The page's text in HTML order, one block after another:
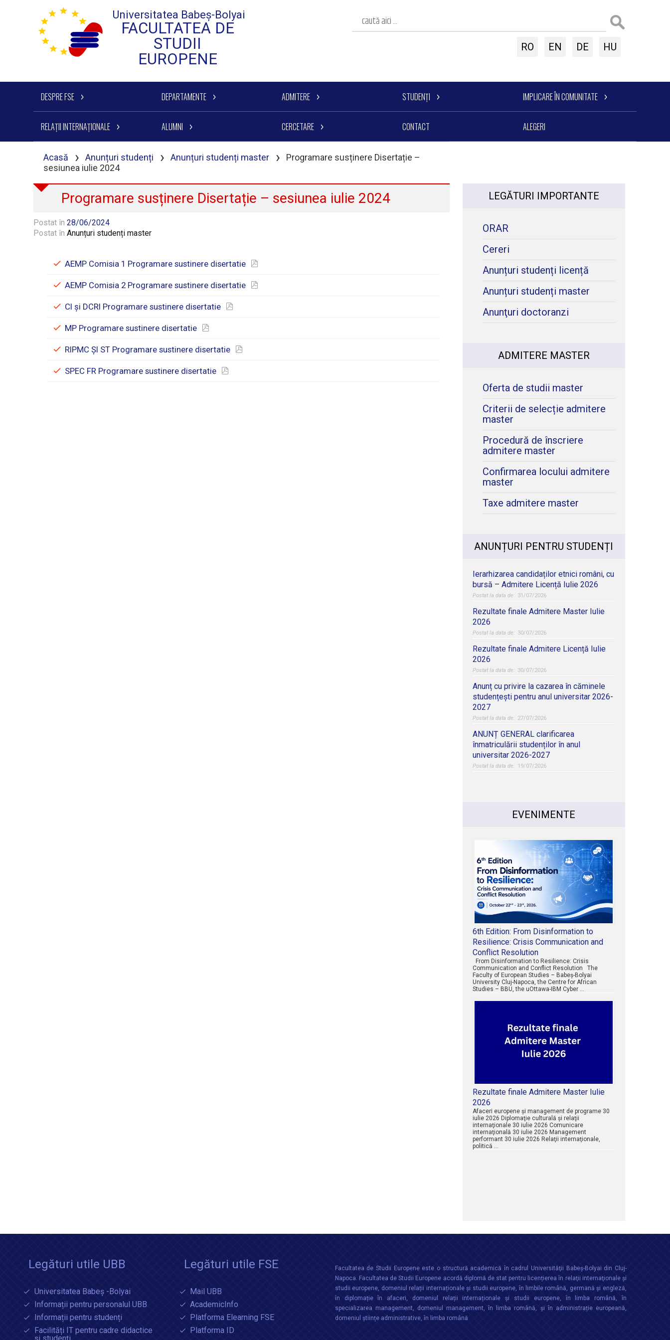
Universitatea Babeș-Bolyai
FACULTATEA DE
STUDII
EUROPENE
RO EN DE HU
DESPRE FSE DEPARTAMENTE ADMITERE STUDENȚI IMPLICARE ÎN COMUNITATE
RELAȚII INTERNAȚIONALE ALUMNI CERCETARE CONTACT ALEGERI
Acasă › Anunțuri studenți › Anunțuri studenți master ›
Programare susținere Disertație –
sesiunea iulie 2024
Programare susținere Disertație – sesiunea iulie 2024
Postat în28/06/2024
Postat înAnunțuri studenți master
AEMP Comisia 1 Programare sustinere disertatie
AEMP Comisia 2 Programare sustinere disertatie
CI și DCRI Programare sustinere disertatie
MP Programare sustinere disertatie
RIPMC ȘI ST Programare sustinere disertatie
SPEC FR Programare sustinere disertatie
LEGĂTURI IMPORTANTE
ORAR
Cereri
Anunțuri studenți licență
Anunțuri studenți master
Anunţuri doctoranzi
ADMITERE MASTER
Oferta de studii master
Criterii de selecție admitere
master
Procedură de înscriere
admitere master
Confirmarea locului admitere
master
Taxe admitere master
ANUNȚURI PENTRU STUDENȚI
Ierarhizarea candidaților etnici români, cu
bursă – Admitere Licență Iulie 2026
31/07/2026
Rezultate finale Admitere Master Iulie
2026
30/07/2026
Rezultate finale Admitere Licență Iulie
2026
30/07/2026
Anunț cu privire la cazarea în căminele
studențești pentru anul universitar 2026-
2027
27/07/2026
ANUNȚ GENERAL clarificarea
înmatriculării studenților în anul
universitar 2026-2027
19/07/2026
EVENIMENTE
6th Edition: From Disinformation to
Resilience: Crisis Communication and
Conflict Resolution
From Disinformation to Resilience: Crisis
Communication and Conflict Resolution The
Faculty of European Studies – Babeș-Bolyai
University Cluj-Napoca, the Centre for African
Studies – BBU, the uOttawa-IBM Cyber …
Rezultate finale Admitere Master Iulie
2026
Afaceri europene şi management de programe 30
iulie 2026 Diplomaţie culturală şi relaţii
internaţionale 30 iulie 2026 Comunicare
internaţională 30 iulie 2026 Management
performant 30 iulie 2026 Relaţii internaţionale,
politică …
Legături utile UBB
Universitatea Babeș -Bolyai
Informații pentru personalul UBB
Informații pentru studenți
Facilități IT pentru cadre didactice
Legături utile FSE
Mail UBB
AcademicInfo
Platforma Elearning FSE
Platforma ID
Facultatea de Studii Europene este o structură academică în cadrul Universităţii Babeș-Bolyai din Cluj-
Napoca. Facultatea de Studii Europene acordă diplomă de stat pentru licențierea în relaţii internaţionale şi
studii europene, domeniul relații internaționale şi studii europene, în limbile română, germană și engleză,
în diplomație în afaceri, domeniul relații internaționale și studii europene, în limba română, în
specializarea management, domeniul management, în limba română, și în administrație europeană,
domeniul științe administrative, în limba română